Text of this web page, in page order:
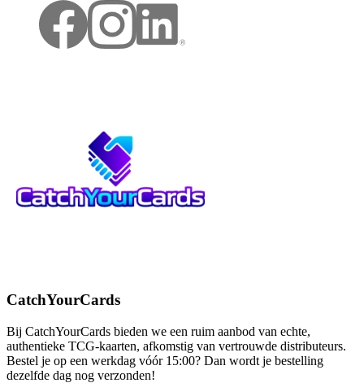
CatchYourCards
Bij CatchYourCards bieden we een ruim aanbod van echte,
authentieke TCG-kaarten, afkomstig van vertrouwde distributeurs.
Bestel je op een werkdag vóór 15:00? Dan wordt je bestelling
dezelfde dag nog verzonden!